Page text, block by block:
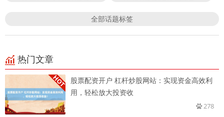
全部话题标签
热门文章
股票配资开户 杠杆炒股网站：实现资金高效利
用，轻松放大投资收
278